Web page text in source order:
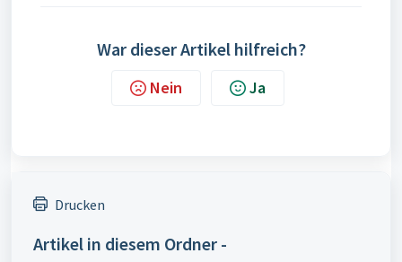
War dieser Artikel hilfreich?
Nein Ja
Drucken
Artikel in diesem Ordner -